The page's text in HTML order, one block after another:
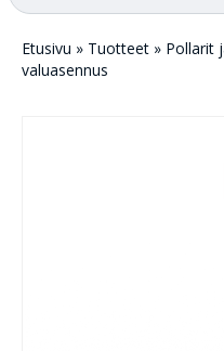
Etusivu » Tuotteet » Pollarit
valuasennus